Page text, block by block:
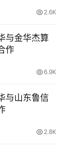
2.6K
与金华杰算
作
6.9K
与山东鲁信
2.8K